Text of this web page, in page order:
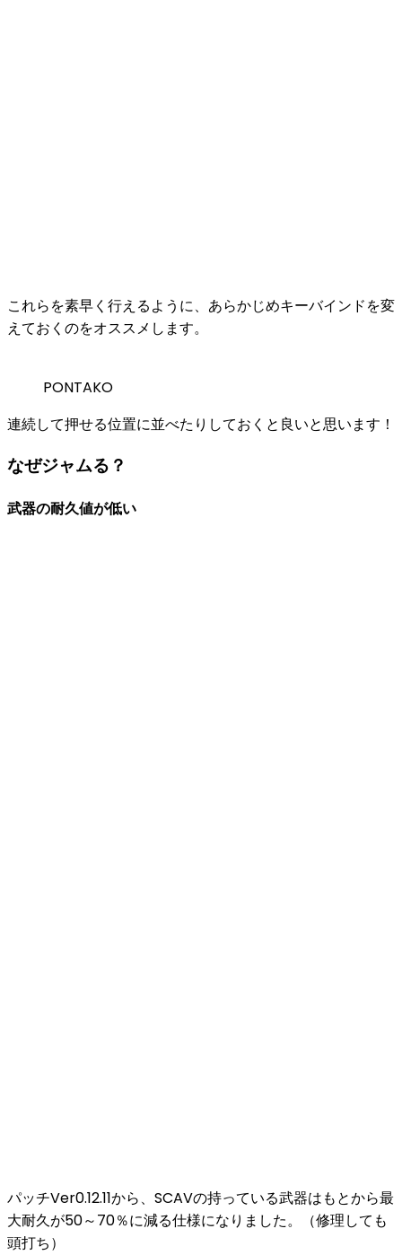
これらを素早く行えるように、あらかじめキーバインドを変
えておくのをオススメします。
PONTAKO
連続して押せる位置に並べたりしておくと良いと思います！
なぜジャムる？
武器の耐久値が低い
パッチVer0.12.11から、 SCAVの持っている武器はもとから最
大耐久が50～70％に減る仕様になりました。（修理しても
頭打ち）